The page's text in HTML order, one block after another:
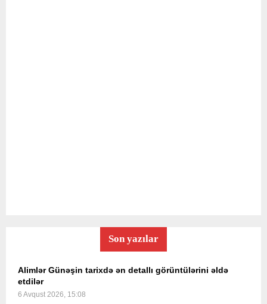
Son yazılar
Alimlər Günəşin tarixdə ən detallı görüntülərini əldə
etdilər
6 Avqust 2026, 15:08